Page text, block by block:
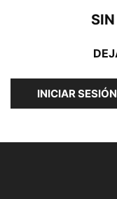
INICIAR